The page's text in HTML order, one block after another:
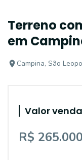
Terreno
em
Campina, São
Valor venda
R$